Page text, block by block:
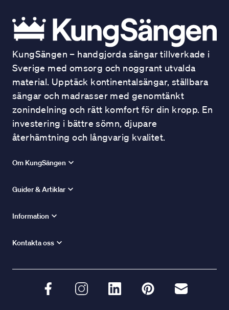
KungSängen – handgjorda sängar tillverkade i
Sverige med omsorg och noggrant utvalda
material. Upptäck kontinentalsängar, ställbara
sängar och madrasser med genomtänkt
zonindelning och rätt komfort för din kropp. En
investering i bättre sömn, djupare
återhämtning och långvarig kvalitet.
Om KungSängen
Guider & Artiklar
Information
Kontakta oss